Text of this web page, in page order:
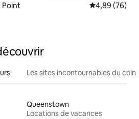
Point Note
4,89 (76)
Les sites incontournables du coin
Queenstown
Locations de vacances